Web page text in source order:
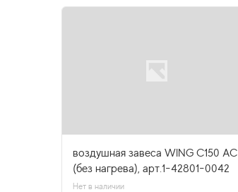
воздушная завеса WING C150 AC
(без нагрева), арт.1-42801-0042
Нет в наличии